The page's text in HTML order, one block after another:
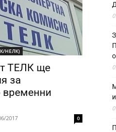
НЕЛК)
ТЕЛК ще
за
временни
2017 0